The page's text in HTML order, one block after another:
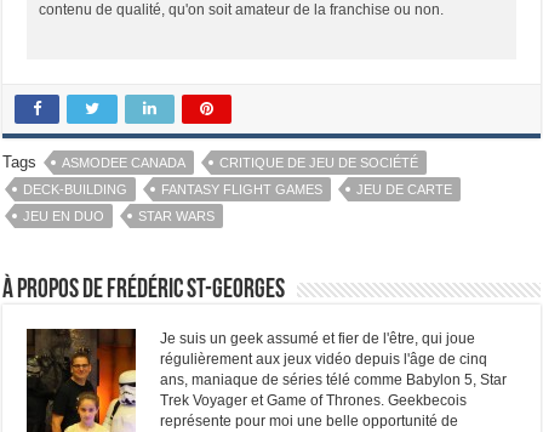
contenu de qualité, qu'on soit amateur de la franchise ou non.
Tags ASMODEE CANADA
CRITIQUE DE JEU DE SOCIÉTÉ
DECK-BUILDING
FANTASY FLIGHT GAMES
JEU DE CARTE
JEU EN DUO
STAR WARS
À propos de Frédéric St-Georges
Je suis un geek assumé et fier de l'être, qui joue
régulièrement aux jeux vidéo depuis l'âge de cinq
ans, maniaque de séries télé comme Babylon 5, Star
Trek Voyager et Game of Thrones. Geekbecois
représente pour moi une belle opportunité de